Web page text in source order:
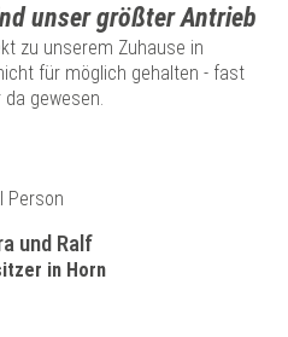
unser größter Antrieb
zu unserem Zuhause in
für möglich gehalten - fast
gewesen.
und Ralf
in Horn